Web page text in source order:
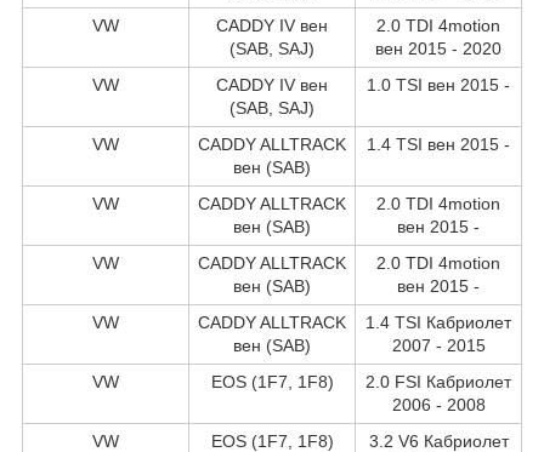
VW
CADDY IV вен
(SAB, SAJ)
2.0 TDI 4motion
вен 2015 - 2020
VW
CADDY IV вен
(SAB, SAJ)
1.0 TSI вен 2015 -
VW
CADDY ALLTRACK
вен (SAB)
1.4 TSI вен 2015 -
VW
CADDY ALLTRACK
вен (SAB)
2.0 TDI 4motion
вен 2015 -
VW
CADDY ALLTRACK
вен (SAB)
2.0 TDI 4motion
вен 2015 -
VW
CADDY ALLTRACK
вен (SAB)
1.4 TSI Кабриолет
2007 - 2015
VW
EOS (1F7, 1F8)
2.0 FSI Кабриолет
2006 - 2008
VW
EOS (1F7, 1F8)
3.2 V6 Кабриолет